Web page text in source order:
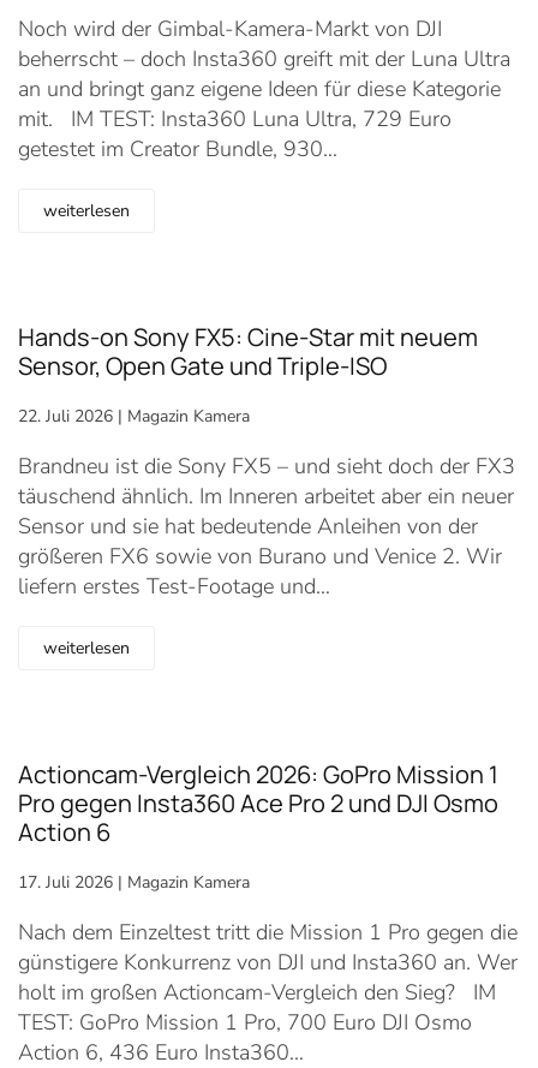
Noch wird der Gimbal-Kamera-Markt von DJI
beherrscht – doch Insta360 greift mit der Luna Ultra
an und bringt ganz eigene Ideen für diese Kategorie
mit. IM TEST: Insta360 Luna Ultra, 729 Euro
getestet im Creator Bundle, 930…
weiterlesen
Hands-on Sony FX5: Cine-Star mit neuem
Sensor, Open Gate und Triple-ISO
22. Juli 2026 | Magazin Kamera
Brandneu ist die Sony FX5 – und sieht doch der FX3
täuschend ähnlich. Im Inneren arbeitet aber ein neuer
Sensor und sie hat bedeutende Anleihen von der
größeren FX6 sowie von Burano und Venice 2. Wir
liefern erstes Test-Footage und…
weiterlesen
Actioncam-Vergleich 2026: GoPro Mission 1
Pro gegen Insta360 Ace Pro 2 und DJI Osmo
Action 6
17. Juli 2026 | Magazin Kamera
Nach dem Einzeltest tritt die Mission 1 Pro gegen die
günstigere Konkurrenz von DJI und Insta360 an. Wer
holt im großen Actioncam-Vergleich den Sieg? IM
TEST: GoPro Mission 1 Pro, 700 Euro DJI Osmo
Action 6, 436 Euro Insta360…